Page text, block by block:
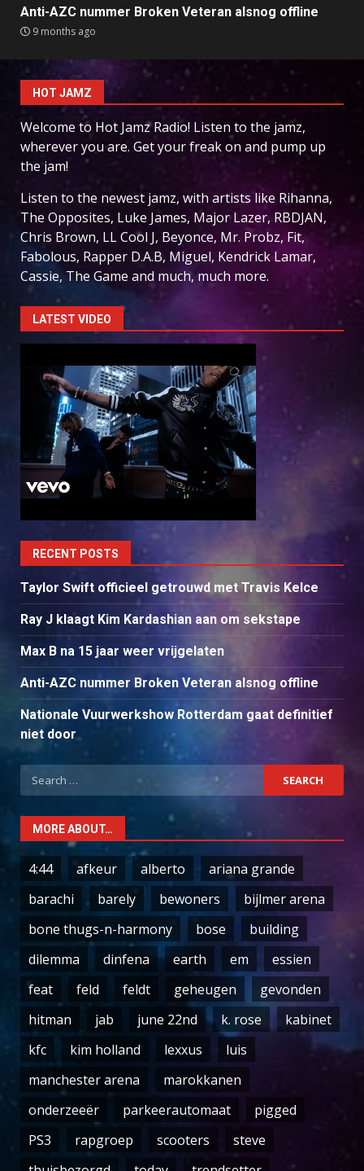
Anti-AZC nummer Broken Veteran alsnog offline
9 months ago
HOT JAMZ
Welcome to Hot Jamz Radio! Listen to the jamz,
wherever you are. Get your freak on and pump up
the jam!
Listen to the newest jamz, with artists like Rihanna,
The Opposites, Luke James, Major Lazer, RBDJAN,
Chris Brown, LL Cool J, Beyonce, Mr. Probz, Fit,
Fabolous, Rapper D.A.B, Miguel, Kendrick Lamar,
Cassie, The Game and much, much more.
LATEST VIDEO
RECENT POSTS
Taylor Swift officieel getrouwd met Travis Kelce
Ray J klaagt Kim Kardashian aan om sekstape
Max B na 15 jaar weer vrijgelaten
Anti-AZC nummer Broken Veteran alsnog offline
Nationale Vuurwerkshow Rotterdam gaat definitief
niet door
Search
for:
MORE ABOUT…
4:44 afkeur alberto
ariana grande
barachi
barely bewoners
bijlmer arena
bone thugs-n-harmony
bose
building
dilemma
dinfena earth em
essien
feat
feld feldt geheugen
gevonden
hitman
jab june 22nd k. rose
kabinet
kfc
kim holland lexxus
luis
manchester arena
marokkanen
onderzeeër
parkeerautomaat
pigged
PS3
rapgroep scooters
steve